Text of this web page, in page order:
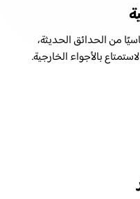
من الحدائق الحديثة،
بالأجواء الخارجية.